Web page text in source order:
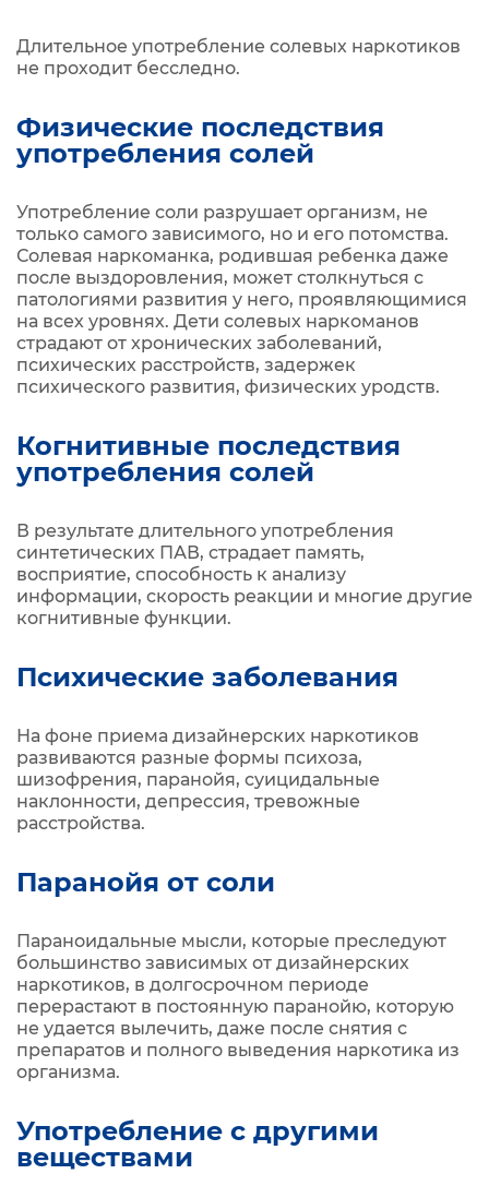
Длительное употребление солевых наркотиков
не проходит бесследно.
Физические последствия
употребления солей
Употребление соли разрушает организм, не
только самого зависимого, но и его потомства.
Солевая наркоманка, родившая ребенка даже
после выздоровления, может столкнуться с
патологиями развития у него, проявляющимися
на всех уровнях. Дети солевых наркоманов
страдают от хронических заболеваний,
психических расстройств, задержек
психического развития, физических уродств.
Когнитивные последствия
употребления солей
В результате длительного употребления
синтетических ПАВ, страдает память,
восприятие, способность к анализу
информации, скорость реакции и многие другие
когнитивные функции.
Психические заболевания
На фоне приема дизайнерских наркотиков
развиваются разные формы психоза,
шизофрения, паранойя, суицидальные
наклонности, депрессия, тревожные
расстройства.
Паранойя от соли
Параноидальные мысли, которые преследуют
большинство зависимых от дизайнерских
наркотиков, в долгосрочном периоде
перерастают в постоянную паранойю, которую
не удается вылечить, даже после снятия с
препаратов и полного выведения наркотика из
организма.
Употребление с другими
веществами